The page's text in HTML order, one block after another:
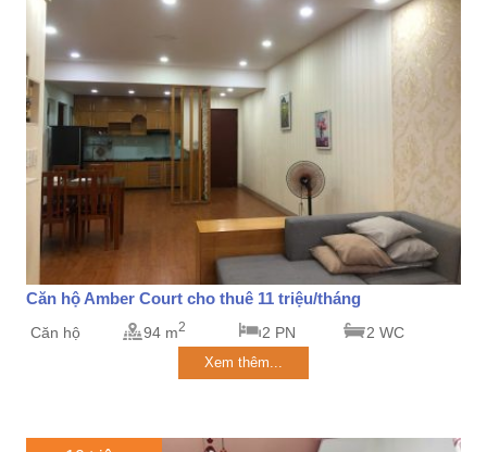
Căn hộ Amber Court cho thuê 11 triệu/tháng
Căn hộ 94 m2 2 PN 2 WC
Xem thêm...